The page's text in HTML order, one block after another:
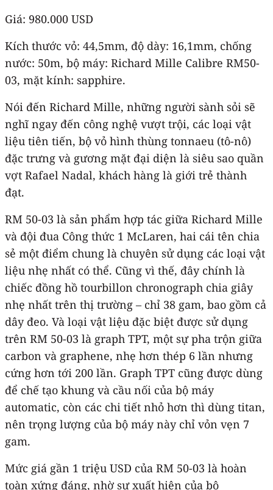
Giá: 980.000 USD
Kích thước vỏ: 44,5mm, độ dày: 16,1mm, chống
nước: 50m, bộ máy: Richard Mille Calibre RM50-
03, mặt kính: sapphire.
Nói đến Richard Mille, những người sành sỏi sẽ
nghĩ ngay đến công nghệ vượt trội, các loại vật
liệu tiên tiến, bộ vỏ hình thùng tonnaeu (tô-nô)
đặc trưng và gương mặt đại diện là siêu sao quần
vợt Rafael Nadal, khách hàng là giới trẻ thành
đạt.
RM 50-03 là sản phẩm hợp tác giữa Richard Mille
và đội đua Công thức 1 McLaren, hai cái tên chia
sẻ một điểm chung là chuyên sử dụng các loại vật
liệu nhẹ nhất có thể. Cũng vì thế, đây chính là
chiếc đồng hồ tourbillon chronograph chia giây
nhẹ nhất trên thị trường – chỉ 38 gam, bao gồm cả
dây đeo. Và loại vật liệu đặc biệt được sử dụng
trên RM 50-03 là graph TPT, một sự pha trộn giữa
carbon và graphene, nhẹ hơn thép 6 lần nhưng
cứng hơn tới 200 lần. Graph TPT cũng được dùng
để chế tạo khung và cầu nối của bộ máy
automatic, còn các chi tiết nhỏ hơn thì dùng titan,
nên trọng lượng của bộ máy này chỉ vỏn vẹn 7
gam.
Mức giá gần 1 triệu USD của RM 50-03 là hoàn
toàn xứng đáng, nhờ sự xuất hiện của bộ